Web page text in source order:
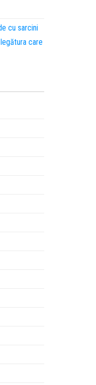
cu sarcini
care